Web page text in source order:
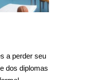
a perder seu
dos diplomas